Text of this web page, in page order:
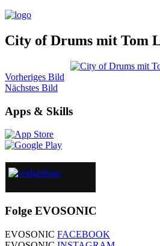
City of Drums mit Tom
Vorheriges Bild
Nächstes Bild
Apps & Skills
Folge EVOSONIC
EVOSONIC FACEBOOK